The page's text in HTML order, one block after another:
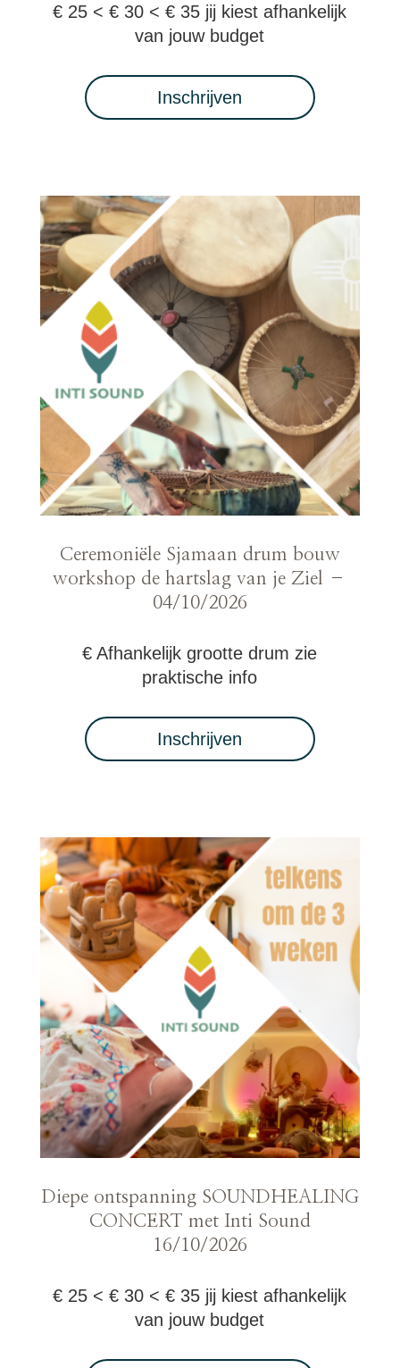
€ 25 < € 30 < € 35 jij kiest afhankelijk
van jouw budget
Inschrijven
Ceremoniële Sjamaan drum bouw
workshop de hartslag van je Ziel –
04/10/2026
€ Afhankelijk grootte drum zie
praktische info
Inschrijven
Diepe ontspanning SOUNDHEALING
CONCERT met Inti Sound
16/10/2026
€ 25 < € 30 < € 35 jij kiest afhankelijk
van jouw budget